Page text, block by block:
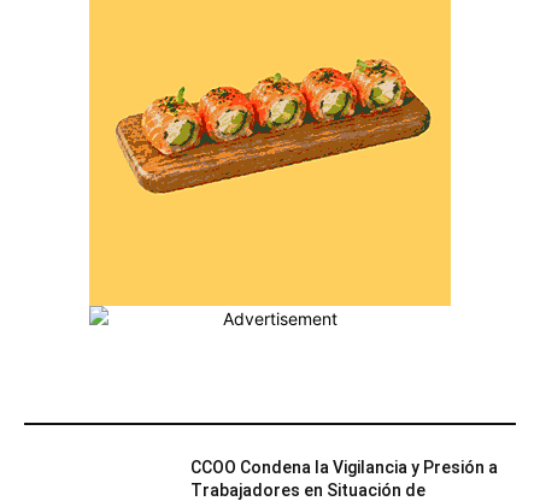
CCOO Condena la Vigilancia y Presión a
Trabajadores en Situación de